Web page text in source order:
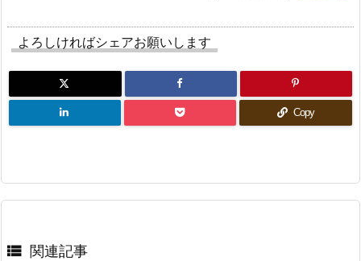
よろしければシェアお願いします
Copy
 関連記事